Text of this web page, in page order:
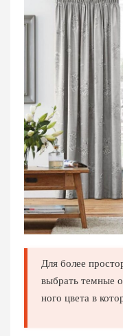
Для более
выбрать темные
ного цвета в